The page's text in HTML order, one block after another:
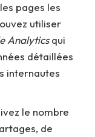
pages les
utiliser
Analyticsqui
détaillées
internautes
le nombre
de